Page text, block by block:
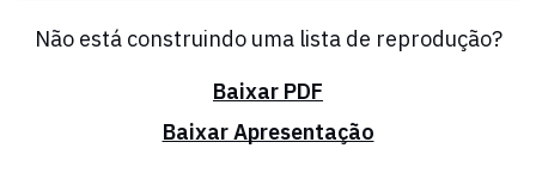
Não está construindo uma lista de reprodução?
Baixar PDF
Baixar Apresentação